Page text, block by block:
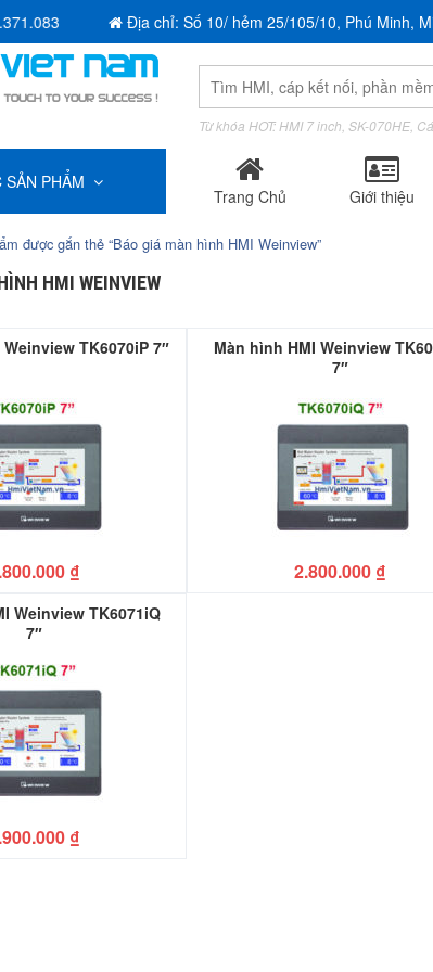
Địa chỉ: Số 10/ hẻm 25/105/10, Phú Minh,
Tìm
kiếm:
Từ khóa HOT: HMI 7 inch, SK-070HE,
SẢN PHẨM
Trang Chủ Giới thiệu
được gắn thẻ “Báo giá màn hình HMI Weinview”
HMI WEINVIEW
TK6070iP 7″
₫
Màn hình HMI Weinview
7″
2.800.000 ₫
Weinview TK6071iQ
7″
₫